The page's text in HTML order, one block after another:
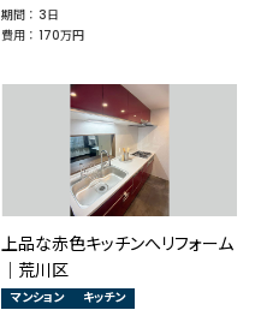
期間 ： 3日
費用 ： 170万円
上品な赤色キッチンへリフォーム
｜荒川区
マンション キッチン